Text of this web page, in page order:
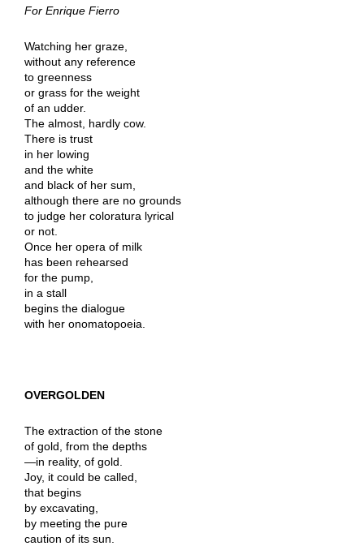
For Enrique Fierro
Watching her graze,
without any reference
to greenness
or grass for the weight
of an udder.
The almost, hardly cow.
There is trust
in her lowing
and the white
and black of her sum,
although there are no grounds
to judge her coloratura lyrical
or not.
Once her opera of milk
has been rehearsed
for the pump,
in a stall
begins the dialogue
with her onomatopoeia.
OVERGOLDEN
The extraction of the stone
of gold, from the depths
—in reality, of gold.
Joy, it could be called,
that begins
by excavating,
by meeting the pure
caution of its sun.